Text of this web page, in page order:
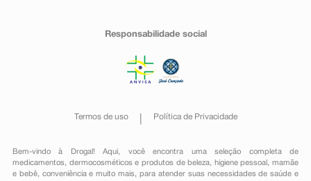
Responsabilidade social
Termos de uso Política de Privacidade
Bem-vindo à Drogal! Aqui, você encontra uma seleção completa de
medicamentos , dermocosméticos e produtos de beleza, higiene pessoal ,mamãe
e bebê, conveniênciae muito mais, para atender suas necessidades de saúde e